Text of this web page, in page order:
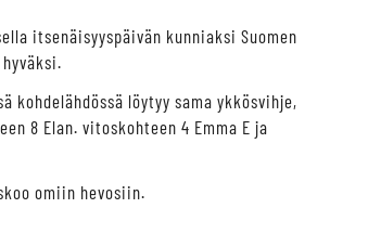
itsenäisyyspäivän kunniaksi Suomen
löytyy sama ykkösvihje,
8 Elan. vitoskohteen 4 Emma E ja
omiin hevosiin.